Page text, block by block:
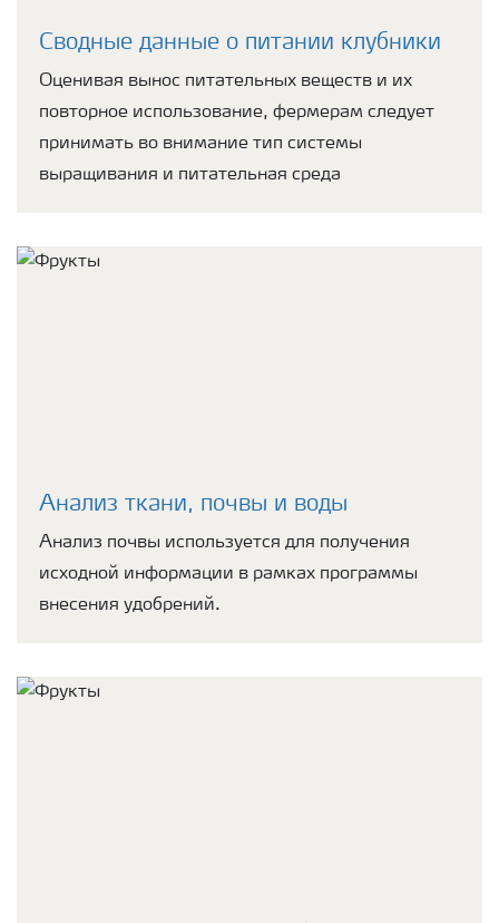
Сводные данные о питании клубники
Оценивая вынос питательных веществ и их
повторное использование, фермерам следует
принимать во внимание тип системы
выращивания и питательная среда
Анализ ткани, почвы и воды
Анализ почвы используется для получения
исходной информации в рамках программы
внесения удобрений.